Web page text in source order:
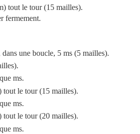
tout le tour (15 mailles).
fermement.
une boucle, 5 ms (5 mailles).
ms.
tout le tour (15 mailles).
ms.
tout le tour (20 mailles).
ms.